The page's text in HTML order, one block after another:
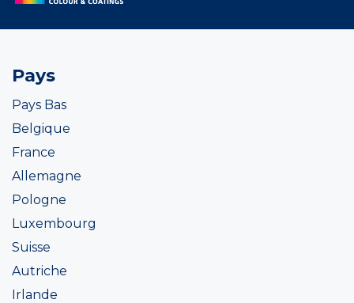
Pays
Pays Bas
Belgique
France
Allemagne
Pologne
Luxembourg
Suisse
Autriche
Irlande